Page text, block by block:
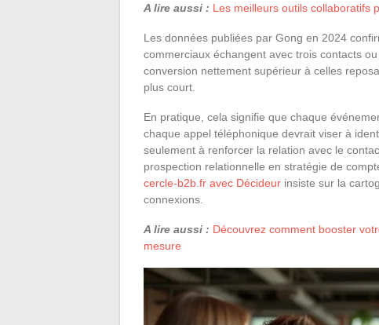
A lire aussi : Les meilleurs outils collaboratifs
Les données publiées par Gong en 2024
commerciaux échangent avec trois contacts
conversion nettement supérieur à celles
plus court.
En pratique, cela signifie que chaque
chaque appel téléphonique devrait viser à
seulement à renforcer la relation avec le
prospection relationnelle en stratégie de
cercle-b2b.fr avec Décideur insiste sur la
connexions.
A lire aussi : Découvrez comment booster
mesure